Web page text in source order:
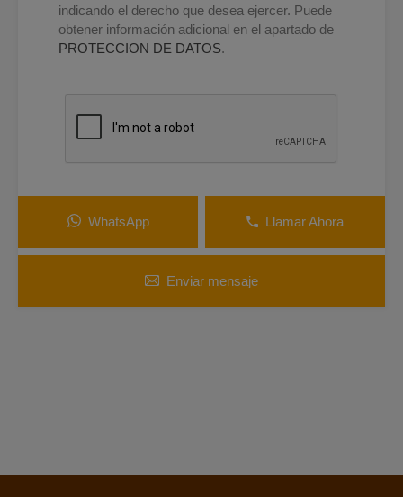
indicando el derecho que desea ejercer. Puede
obtener información adicional en el apartado de
PROTECCION DE DATOS.
WhatsApp Llamar Ahora
Enviar mensaje